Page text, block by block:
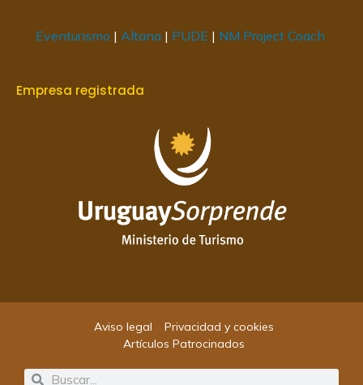
Eventurismo | Altana | PUDE | NM Project Coach
Empresa registrada
SearchSearch
Aviso legal
Privacidad y cookies
Artículos Patrocinados